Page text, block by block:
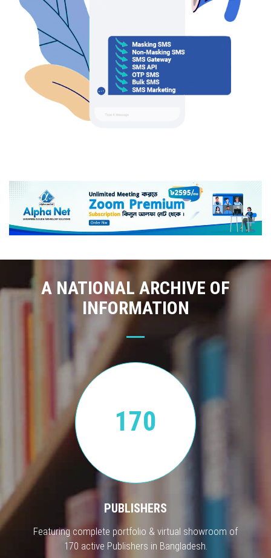
A NATIONAL ARCHIVE OF
INFORMATION
170
PUBLISHERS
Featuring complete portfolio & virtual showroom of
170 active Publishers in Bangladesh.